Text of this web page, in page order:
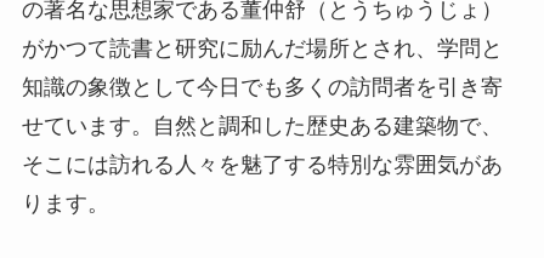
ります。
所在地
董子読書台は、中国山東省德州市に位置していま